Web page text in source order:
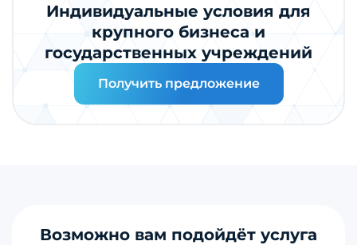
Индивидуальные условия для
крупного бизнеса и
государственных учреждений
Получить предложение
Возможно вам подойдёт услуга